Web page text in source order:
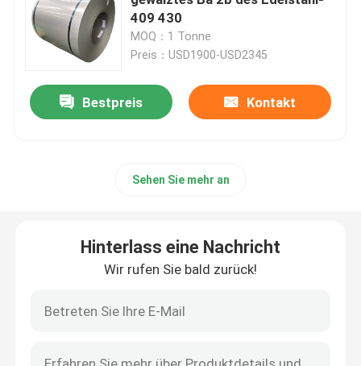
Edelstahl-Blechtafel
Geschweißtes Edelstahl-Rohr
Edelstahlstreifen
409 430
MOQ：1 Tonne
Preis：USD1900-USD2345
Bestpreis Kontakt
Sehen Sie mehr an
Hinterlass eine Nachricht
Wir rufen Sie bald zurück!